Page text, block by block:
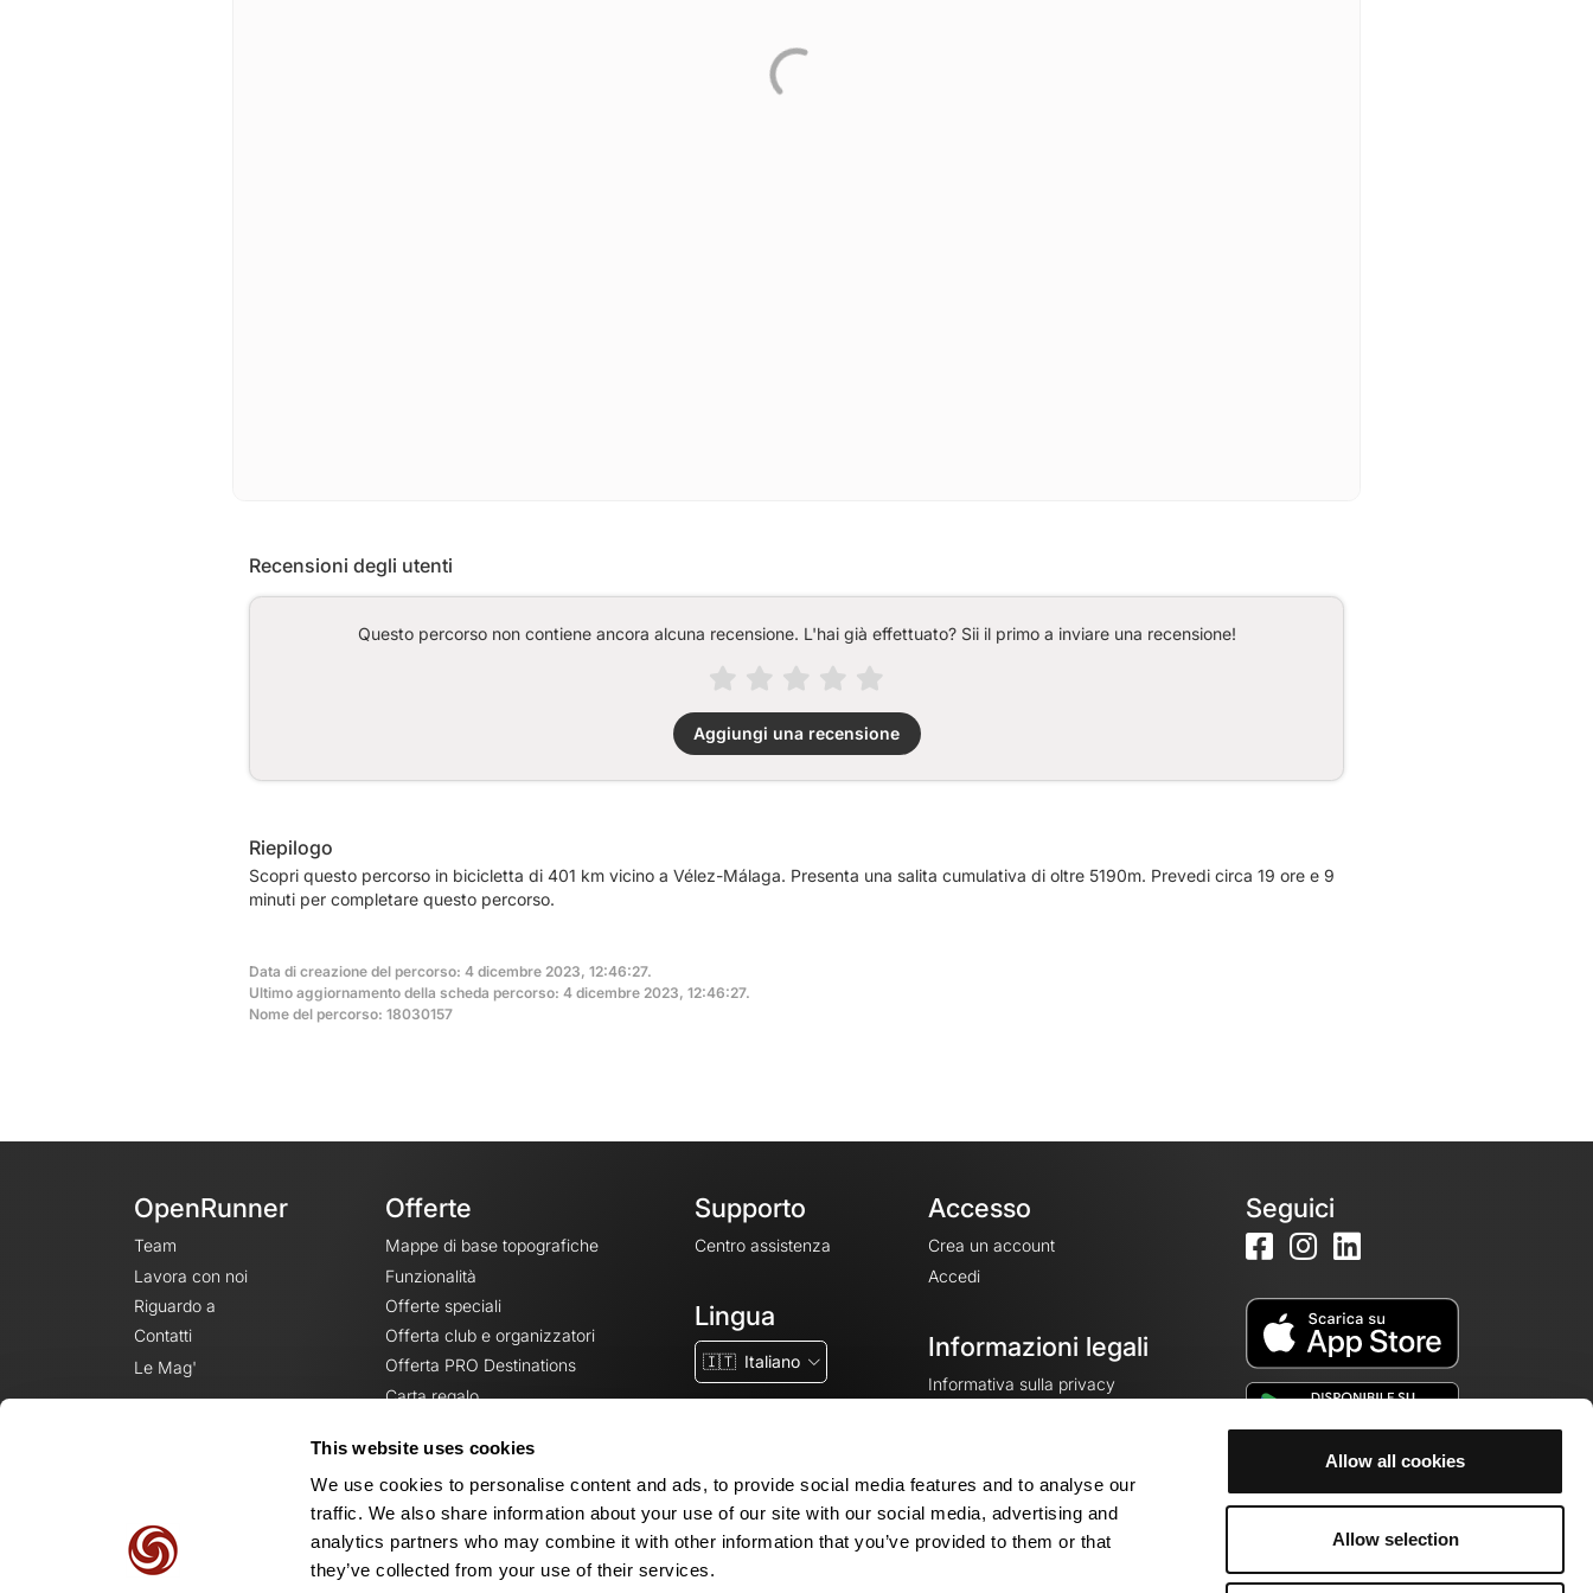
This website uses cookies
We use cookies to personalise content and ads, to provide social media features and to analyse our
traffic. We also share information about your use of our site with our social media, advertising and
analytics partners who may combine it with other information that you’ve provided to them or that
they’ve collected from your use of their services.
Allow all cookies
Allow selection
Recensioni degli utenti
Questo percorso non contiene ancora alcuna recensione. L'hai già effettuato? Sii il primo a inviare una recensione!
Aggiungi una recensione
Riepilogo
Scopri questo percorso in bicicletta di 401 km vicino a Vélez-Málaga. Presenta una salita cumulativa di oltre 5190m. Prevedi circa 19 ore e 9
minuti per completare questo percorso.
Data di creazione del percorso: 4 dicembre 2023, 12:46:27.
Ultimo aggiornamento della scheda percorso: 4 dicembre 2023, 12:46:27.
Nome del percorso: 18030157
OpenRunner
Team
Lavora con noi
Riguardo a
Contatti
Le Mag'
Offerte
Mappe di base topografiche
Funzionalità
Offerte speciali
Offerta club e organizzatori
Offerta PRO Destinations
Carta regalo
Supporto
Centro assistenza
Lingua
🇮🇹 Italiano
Accesso
Crea un account
Accedi
Informazioni legali
Informativa sulla privacy
Impostazioni dei cookie
Seguici